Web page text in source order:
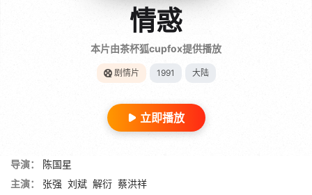
情惑
本片由茶杯狐cupfox提供播放
剧情片 1991 大陆
立即播放
导演：
陈国星
主演：
张强 刘斌 解衍 蔡洪祥